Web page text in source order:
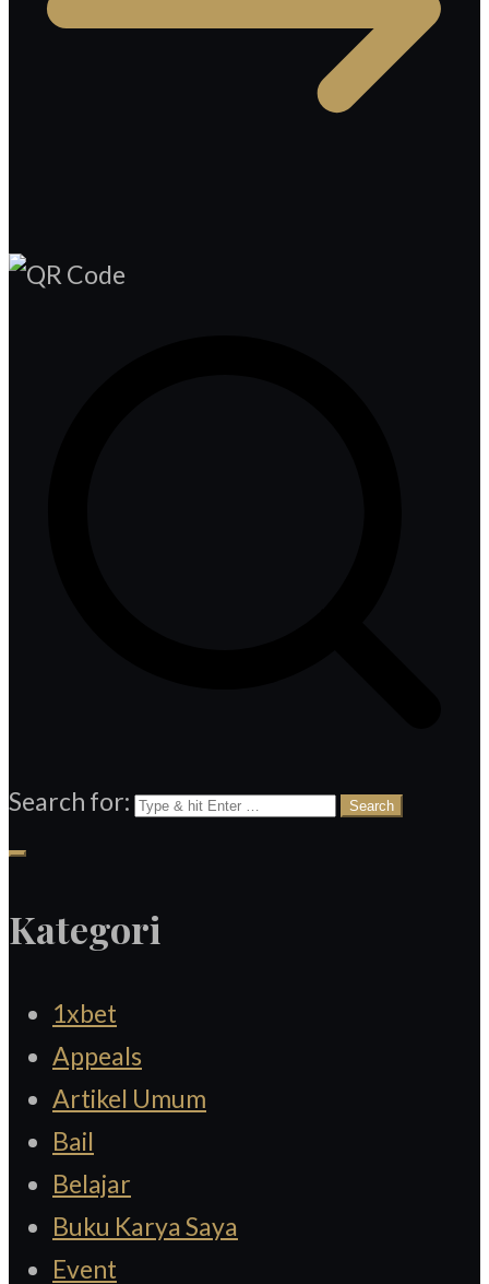
Search for:
Kategori
1xbet
Appeals
Artikel Umum
Bail
Belajar
Buku Karya Saya
Event